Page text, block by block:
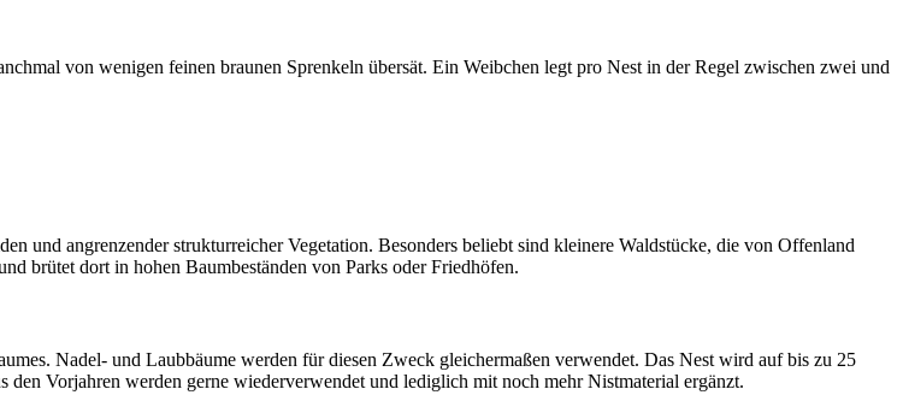
von wenigen feinen braunen Sprenkeln übersät. Ein Weibchen legt pro Nest in der Regel zwischen zwei und
und angrenzender strukturreicher Vegetation. Besonders beliebt sind kleinere Waldstücke, die von Offenland
brütet dort in hohen Baumbeständen von Parks oder Friedhöfen.
Nadel- und Laubbäume werden für diesen Zweck gleichermaßen verwendet. Das Nest wird auf bis zu 25
Vorjahren werden gerne wiederverwendet und lediglich mit noch mehr Nistmaterial ergänzt.